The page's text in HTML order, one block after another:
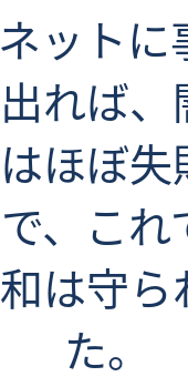
ットに
れば、
ほぼ失
、これ
は守ら
た。